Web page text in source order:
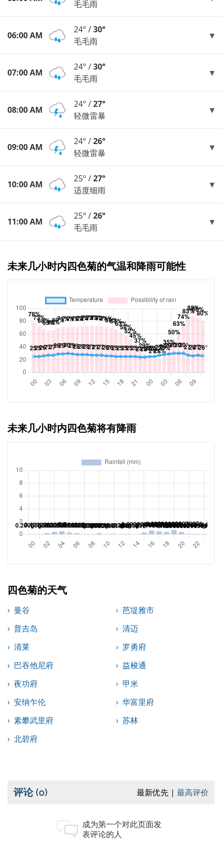
毛毛雨
06:00 AM
24° /30°
毛毛雨
07:00 AM
24° /30°
毛毛雨
08:00 AM
24° /27°
轻微雷暴
09:00 AM
24° /26°
轻微雷暴
10:00 AM
25° /27°
适度细雨
11:00 AM
25° /26°
毛毛雨
未来几小时内四色菊的气温和降雨可能性
未来几小时内四色菊将有降雨
四色菊的天气
曼谷
芭堤雅市
普吉岛
清迈
清莱
罗勇府
巴吞他尼府
益梭通
夜功府
甲米
安纳乍伦
华富里府
素攀武里府
苏林
北碧府
评论(0) 最新优先 最高评价
成为第一个对此页面发
表评论的人